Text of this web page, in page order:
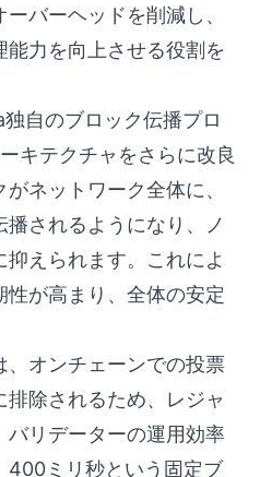
バーヘッドを削減し、
力を向上させる役割を
自のブロック伝播プロ
キテクチャをさらに改良
ネットワーク全体に、
されるようになり、ノ
えられます。これによ
性が高まり、全体の安定
、オンチェーンでの投票
除されるため、レジャ
バリデーターの運用効率
400ミリ秒という固定ブ